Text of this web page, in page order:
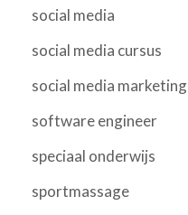
social media
social media cursus
social media marketing
software engineer
speciaal onderwijs
sportmassage